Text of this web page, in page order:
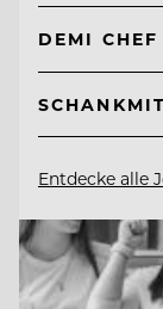
DEMI
Entdecke alle